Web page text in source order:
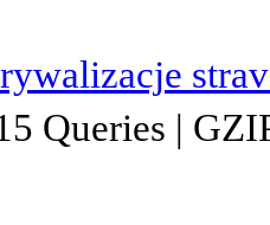
rywalizacje
Queries |